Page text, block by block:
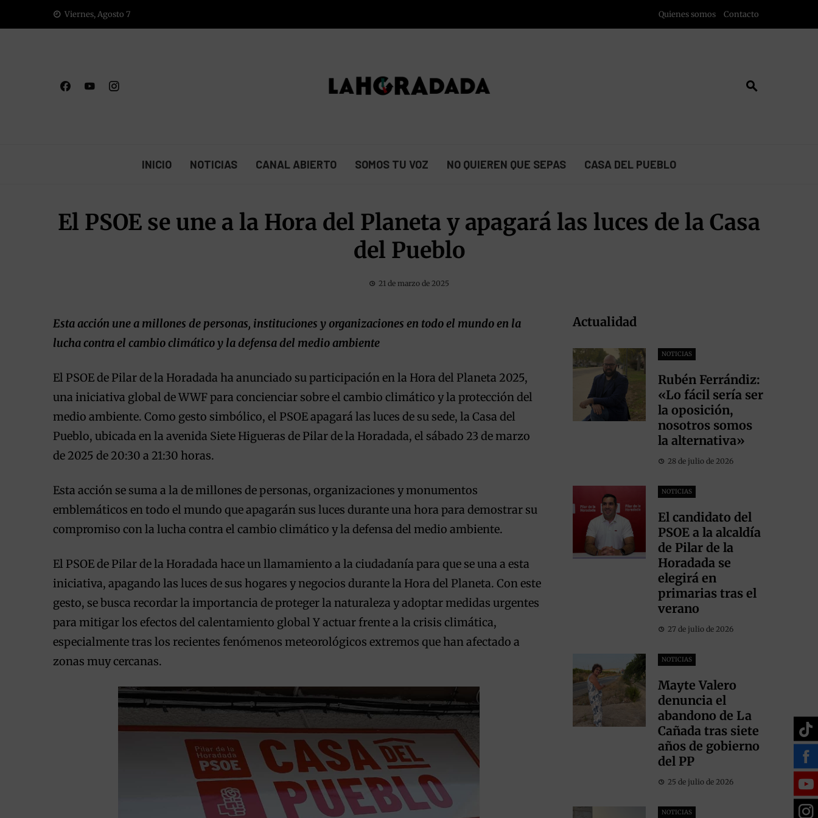
al
Viernes, Agosto 7 Quienes somos Contacto
INICIO NOTICIAS CANAL ABIERTO SOMOS TU VOZ NO QUIEREN QUE SEPAS CASA DEL PUEBLO
El PSOE se une a la Hora del Planeta y apagará las luces de la Casa
del Pueblo
21 de marzo de 2025
Esta acción une a millones de personas, instituciones y organizaciones en todo el mundo en la
lucha contra el cambio climático y la defensa del medio ambiente
El PSOE de Pilar de la Horadada ha anunciado su participación en la Hora del Planeta 2025,
una iniciativa global de WWF para concienciar sobre el cambio climático y la protección del
medio ambiente. Como gesto simbólico, el PSOE apagará las luces de su sede, la Casa del
Pueblo, ubicada en la avenida Siete Higueras de Pilar de la Horadada, el sábado 23 de marzo
de 2025 de 20:30 a 21:30 horas.
Esta acción se suma a la de millones de personas, organizaciones y monumentos
emblemáticos en todo el mundo que apagarán sus luces durante una hora para demostrar su
compromiso con la lucha contra el cambio climático y la defensa del medio ambiente.
El PSOE de Pilar de la Horadada hace un llamamiento a la ciudadanía para que se una a esta
iniciativa, apagando las luces de sus hogares y negocios durante la Hora del Planeta. Con este
gesto, se busca recordar la importancia de proteger la naturaleza y adoptar medidas urgentes
para mitigar los efectos del calentamiento global Y actuar frente a la crisis climática,
especialmente tras los recientes fenómenos meteorológicos extremos que han afectado a
zonas muy cercanas.
Actualidad
NOTICIAS
Rubén Ferrándiz:
«Lo fácil sería ser
la oposición,
nosotros somos
la alternativa»
28 de julio de 2026
NOTICIAS
El candidato del
PSOE a la alcaldía
de Pilar de la
Horadada se
elegirá en
primarias tras el
verano
27 de julio de 2026
NOTICIAS
Mayte Valero
denuncia el
abandono de La
Cañada tras siete
años de gobierno
del PP
25 de julio de 2026
NOTICIAS